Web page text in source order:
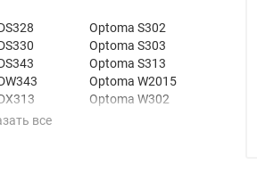
Optoma S302
Optoma S303
Optoma S313
Optoma W2015
Optoma W302